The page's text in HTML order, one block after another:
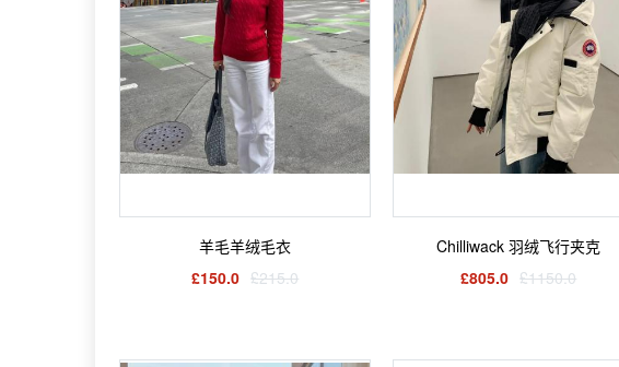
羊毛羊绒毛衣
£150.0 £215.0
Chilliwack 羽绒飞行夹克
£805.0 £1150.0